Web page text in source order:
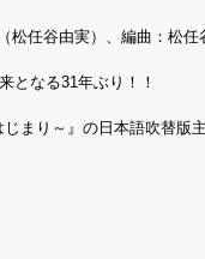
任谷由実）、編曲：松
となる31年ぶり！！
まり～』の日本語吹替版